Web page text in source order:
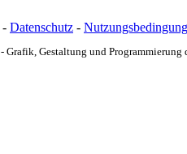
- Datenschutz -
- Grafik, Gestaltung und Programmierung